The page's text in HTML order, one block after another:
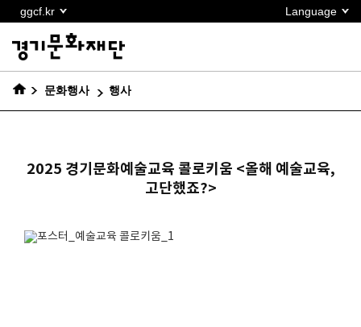
바로가기
ggcf.kr Language
문화행사 행사
2025 경기문화예술교육 콜로키움 <올해 예술교육,
고단했죠?>